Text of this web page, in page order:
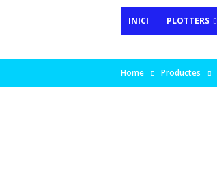
INICI PLOTTERS
Home Productes